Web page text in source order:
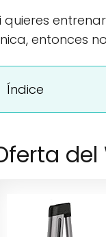
quieres
entonces
Índice
del